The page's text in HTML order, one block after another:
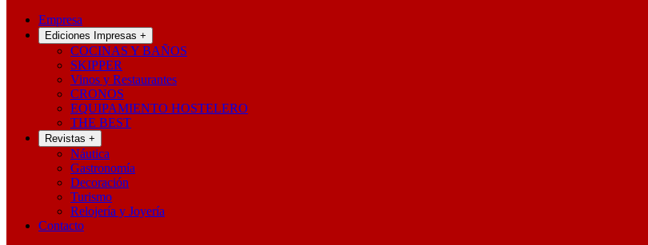
Empresa
Ediciones Impresas +
COCINAS Y BAÑOS
SKIPPER
Vinos y Restaurantes
CRONOS
EQUIPAMIENTO HOSTELERO
THE BEST
Revistas +
Náutica
Gastronomía
Decoración
Turismo
Relojería y Joyería
Contacto